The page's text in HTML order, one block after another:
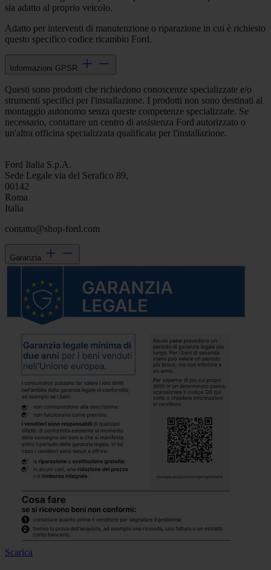
sia adatto al proprio veicolo.
Adatto per interventi di manutenzione o riparazione in cui è richiesto
questo specifico codice ricambio Ford.
Informazioni GPSR
Questi sono prodotti che richiedono conoscenze specializzate e/o
strumenti specifici per l'installazione. I prodotti non sono destinati al
montaggio autonomo senza queste competenze specializzate. Se
necessario, contattare un centro di assistenza Ford autorizzato o
un'altra officina specializzata qualificata per l'installazione.
Ford Italia S.p.A.
Sede Legale via del Serafico 89,
00142
Roma
Italia
contatto@shop-ford.com
Garanzia
Scarica